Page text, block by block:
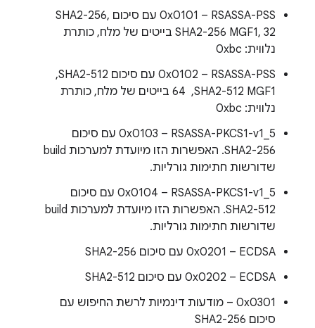
0x0101 – RSASSA-PSS עם סיכום SHA2-256,
SHA2-256 MGF1, 32 בייטים של מלח, כותרת
נלווית: 0xbc
0x0102 – RSASSA-PSS עם סיכום SHA2-512, ‏
SHA2-512 MGF1, ‏ 64 בייטים של מלח, כותרת
נלווית: 0xbc
0x0103 – RSASSA-PKCS1-v1_5 עם סיכום
SHA2-256. האפשרות הזו מיועדת למערכות build
שדורשות חתימות גורליות.
0x0104 – RSASSA-PKCS1-v1_5 עם סיכום
SHA2-512. האפשרות הזו מיועדת למערכות build
שדורשות חתימות גורליות.
0x0201 – ECDSA עם סיכום SHA2-256
0x0202 – ECDSA עם סיכום SHA2-512
0x0301 – מודעות דינמיות לרשת החיפוש עם
סיכום SHA2-256